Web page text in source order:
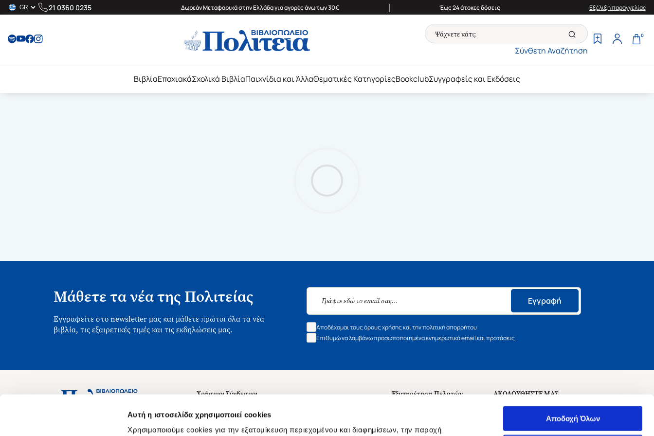
Αυτή η ιστοσελίδα χρησιμοποιεί cookies
Χρησιμοποιούμε cookies για την εξατομίκευση περιεχομένου και διαφημίσεων, την παροχή
Αποδοχή Όλων
21 0360 0235 Δωρεάν Μεταφορικά στην Ελλάδα για αγορές άνω των 30€ | Έως 24 άτοκες δόσεις Εξέλιξη παραγγελίας
Σύνθετη Αναζήτηση
0
ΒιβλίαΕποχιακάΣχολικά ΒιβλίαΠαιχνίδια και ΆλλαΘεματικές ΚατηγορίεςBookclubΣυγγραφείς και Εκδόσεις
Μάθετε τα νέα της Πολιτείας
Εγγραφείτε στο newsletter μας και μάθετε πρώτοι όλα τα νέα
βιβλία, τις εξαιρετικές τιμές και τις εκδηλώσεις μας.
Εγγραφή
Αποδέχομαι τους όρους χρήσης και την πολιτική απορρήτου
Επιθυμώ να λαμβάνω προσωποποιημένα ενημερωτικά email και προτάσεις
Ασκληπιού 1-3, Αθήνα 106 79
Χρήσιμοι Σύνδεσμοι
Σχετικά με εμάς
Θέσεις Εργασίας
Εξυπηρέτηση Πελατών
ΑΚΟΛΟΥΘΗΣΤΕ ΜΑΣ